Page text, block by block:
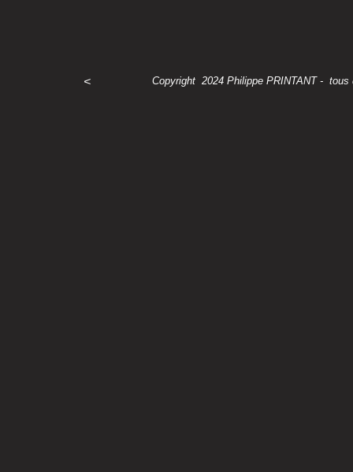
Copyright 2024 Philippe PRINTANT -tous
<